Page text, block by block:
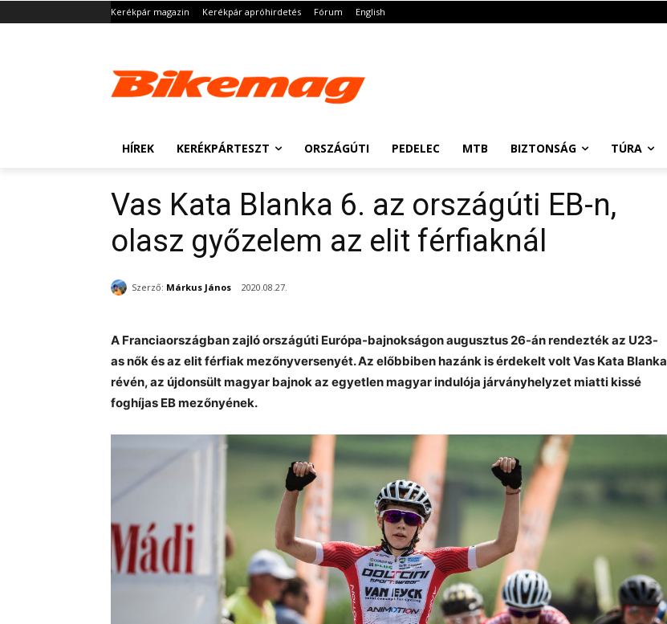
Kerékpár magazin Kerékpár apróhirdetés Fórum English
HÍREK KERÉKPÁRTESZT ORSZÁGÚTI PEDELEC MTB BIZTONSÁG TÚRA
Vas Kata Blanka 6. az országúti EB-n,
olasz győzelem az elit férfiaknál
Szerző: Márkus János 2020.08.27.
A Franciaországban zajló országúti Európa-bajnokságon augusztus 26-án rendezték az U23-
as nők és az elit férfiak mezőnyversenyét. Az előbbiben hazánk is érdekelt volt Vas Kata Blanka
révén, az újdonsült magyar bajnok az egyetlen magyar indulója járványhelyzet miatti kissé
foghíjas EB mezőnyének.